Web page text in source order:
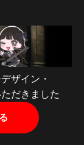
ザイン・
だきました